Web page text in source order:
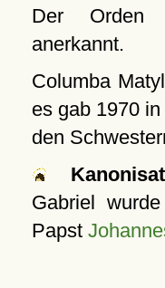
Der Orden
anerkannt.
Columba
es gab 1970
den
Gabriel
Papst